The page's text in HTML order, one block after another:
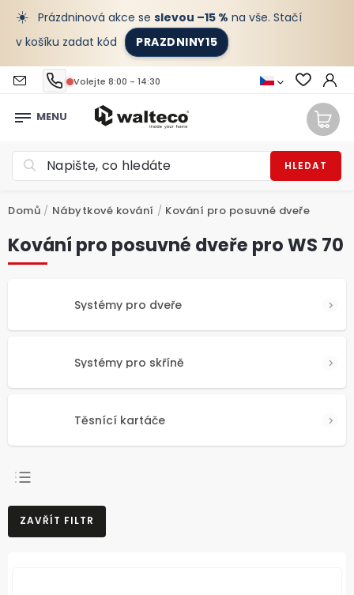
☀️ Prázdninová akce se slevou –15 % na vše. Stačí
v košíku zadat kód
PRAZDNINY15
Volejte 8:00 - 14:30
HLEDAT
Domů / Nábytkové kování / Kování pro posuvné dveře
Kování pro posuvné dveře pro WS 70
Systémy pro dveře
Systémy pro skříně
Těsnící kartáče
NEJPRODÁVANĚJŠÍ
NEJLEVNĚJŠÍ
ZAVŘÍT FILTR